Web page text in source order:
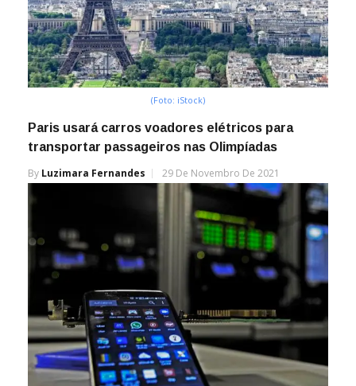
(Foto: iStock)
Paris usará carros voadores elétricos para
transportar passageiros nas Olimpíadas
By Luzimara Fernandes 29 De Novembro De 2021